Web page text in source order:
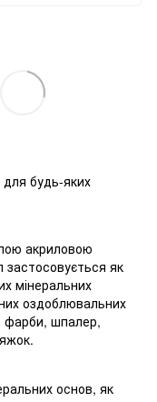
для будь-яких
акриловою
застосовується як
мінеральних
оздоблювальних
фарби, шпалер,
основ, як